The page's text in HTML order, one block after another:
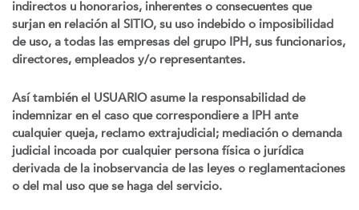
indirectos u honorarios, inherentes o consecuentes que
surjan en relación al SITIO, su uso indebido o imposibilidad
de uso, a todas las empresas del grupo IPH, sus funcionarios,
directores, empleados y/o representantes.
Así también el USUARIO asume la responsabilidad de
indemnizar en el caso que correspondiere a IPH ante
cualquier queja, reclamo extrajudicial; mediación o demanda
judicial incoada por cualquier persona física o jurídica
derivada de la inobservancia de las leyes o reglamentaciones
o del mal uso que se haga del servicio.